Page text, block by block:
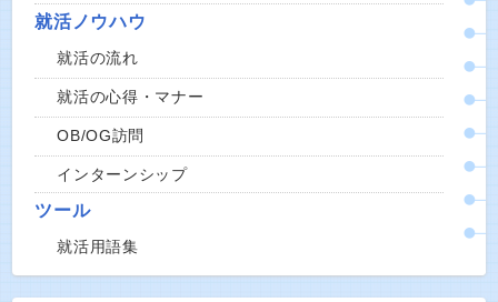
就活ノウハウ
就活の流れ
就活の心得・マナー
OB/OG訪問
インターンシップ
ツール
就活用語集